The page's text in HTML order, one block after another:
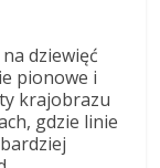
dziewięć
pionowe i
krajobrazu
gdzie linie